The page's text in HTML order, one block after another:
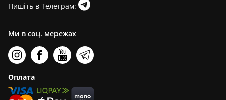
Пишіть в Телеграм:
Ми в соц. мережах
Оплата